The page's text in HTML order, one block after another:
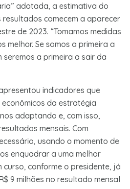
adotada, a estimativa do
resultados comecem a aparecer
de 2023. “Tomamos medidas
melhor. Se somos a primeira a
a primeira a sair da
indicadores que
da estratégia
adaptando e, com isso,
mensais. Com
usando o momento de
enquadrar a uma melhor
curso, conforme o presidente, já
9 milhões no resultado mensal